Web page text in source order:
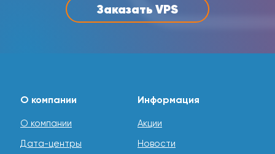
Заказать VPS
О компании
О компании
Дата-центры
Информация
Акции
Новости